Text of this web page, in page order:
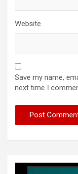
Website
Save my name,
next time I